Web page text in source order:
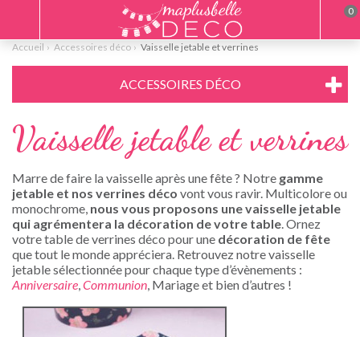
Accueil Accessoires déco Vaisselle jetable et verrines
ACCESSOIRES DÉCO
Vaisselle jetable et verrines
Marre de faire la vaisselle après une fête ? Notre gamme
jetable et nos verrines déco vont vous ravir. Multicolore ou
monochrome, nous vous proposons une vaisselle jetable
qui agrémentera la décoration devotre table. Ornez
votre table de verrines déco pour une décoration de fête
que tout le monde appréciera. Retrouvez notre vaisselle
jetable sélectionnée pour chaque type d’évènements :
Anniversaire,Communion, Mariage et bien d’autres !
0